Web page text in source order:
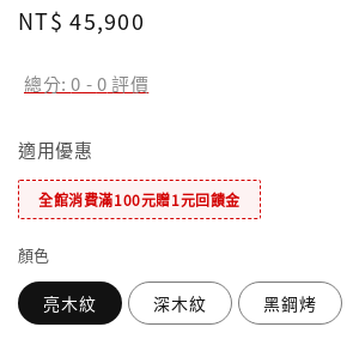
Regular
NT$ 45,900
總分:0 -0評價
適用優惠
全館消費滿100元贈1元回饋金
顏色
亮木紋 深木紋 黑鋼烤